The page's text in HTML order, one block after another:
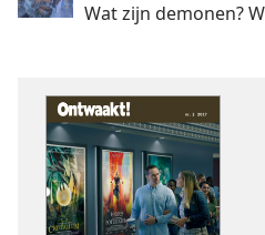
Wat zijn demonen?